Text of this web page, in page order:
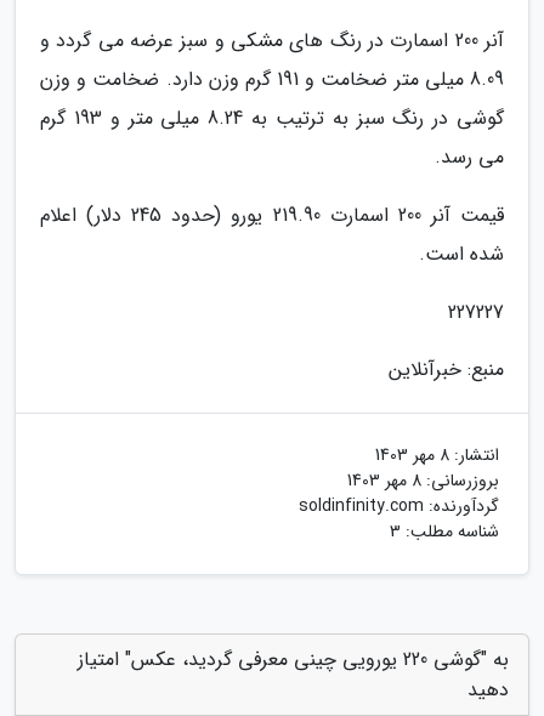
آنر 200 اسمارت در رنگ های مشکی و سبز عرضه می گردد و
8.09 میلی متر ضخامت و 191 گرم وزن دارد. ضخامت و وزن
گوشی در رنگ سبز به ترتیب به 8.24 میلی متر و 193 گرم
می رسد.
قیمت آنر 200 اسمارت 219.90 یورو (حدود 245 دلار) اعلام
شده است.
227227
منبع: خبرآنلاین
انتشار: 8 مهر 1403
بروزرسانی: 8 مهر 1403
گردآورنده: soldinfinity.com
شناسه مطلب: 3
به "گوشی 220 یورویی چینی معرفی گردید، عکس" امتیاز
دهید